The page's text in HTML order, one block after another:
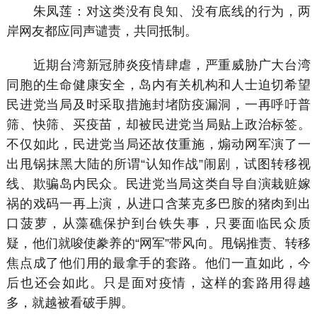
朱凤莲：对这类没有良知、没有底线的行为，两
岸网友都应同声谴责，共同抵制。
近期台湾新冠肺炎疫情肆虐，严重威胁广大台湾
同胞的生命健康安全，岛内有关机构和人士迫切希望
民进党当局及时采取措施封堵防疫漏洞，一再呼吁普
筛、快筛、买疫苗，却被民进党当局贴上政治标签。
不仅如此，民进党当局还故伎重施，煽动网军演了一
出甩锅抹黑大陆的所谓“认知作战”闹剧，试图转移视
线、欺骗岛内民众。民进党当局这类自导自演栽赃嫁
祸的戏码一再上演，从进口含莱克多巴胺的猪肉到出
口菠萝，从藻礁保护到台铁失事，只要面临民众质
疑，他们就唆使豢养的“网军”带风向。甩锅推责、转移
焦点成了他们用的最拿手的套路。他们一直如此，今
后也还会如此。只是面对疫情，这样的套路用得越
多，就越被看破手脚。